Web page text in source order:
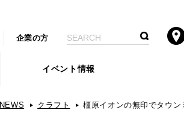
企業の方
イベント情報
NEWS クラフト 橿原イオンの無印でタウン